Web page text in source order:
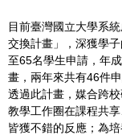
目前臺灣國立大學系
交換計畫」，深獲學
至65名學生申請，年
畫，兩年來共有46件
透過此計畫，媒合跨
教學工作圈在課程共
皆獲不錯的反應；為